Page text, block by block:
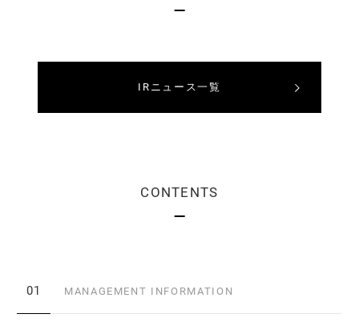
IRニュース一覧
CONTENTS
01 MANAGEMENT INFORMATION